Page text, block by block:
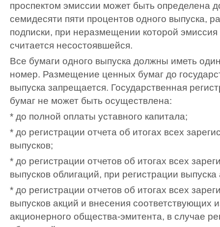
проспектом эмиссии может быть определена
семидесяти пяти процентов одного выпуска,
подписки, при неразмещении которой эмиссия
считается несостоявшейся.
Все бумаги одного выпуска должны иметь
номер. Размещение ценных бумаг до
выпуска запрещается. Государственная
бумаг не может быть осуществлена:
* до полной оплаты уставного капитала;
* до регистрации отчета об итогах всех
выпусков;
* до регистрации отчетов об итогах всех
выпусков облигаций, при регистрации выпуска
* до регистрации отчетов об итогах всех
выпусков акций и внесения соответствующих
акционерного общества-эмитента, в случае